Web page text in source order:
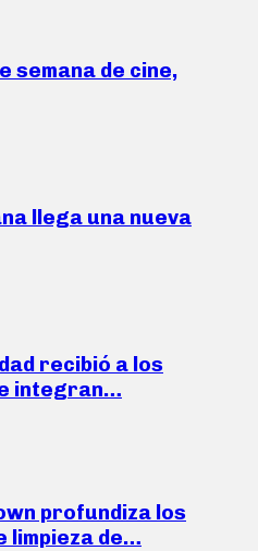
semana de cine,
llega una nueva
recibió a los
integran…
profundiza los
limpieza de…